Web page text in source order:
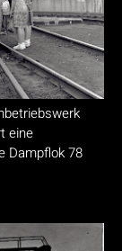
eine
Dampflok 78